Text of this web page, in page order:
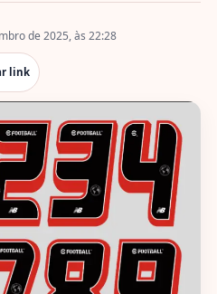
de 2025, às 22:28
link